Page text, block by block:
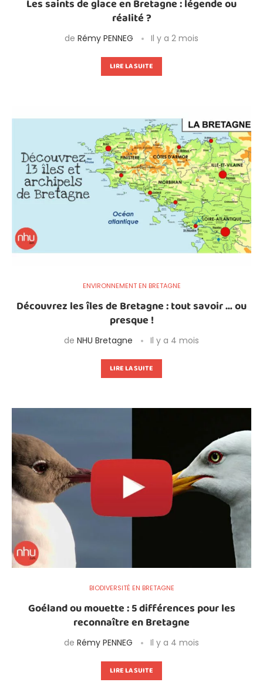
Les saints de glace en Bretagne : légende ou
réalité ?
de Rémy PENNEG Il y a 2 mois
LIRE LA SUITE
ENVIRONNEMENT EN BRETAGNE
Découvrez les îles de Bretagne : tout savoir … ou
presque !
de NHU Bretagne Il y a 4 mois
LIRE LA SUITE
BIODIVERSITÉ EN BRETAGNE
Goéland ou mouette : 5 différences pour les
reconnaître en Bretagne
de Rémy PENNEG Il y a 4 mois
LIRE LA SUITE